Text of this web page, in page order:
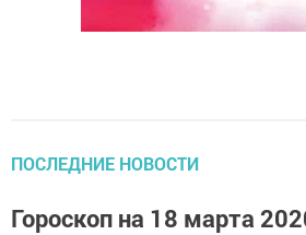
ПОСЛЕДНИЕ НОВОСТИ
Гороскоп на 18 марта